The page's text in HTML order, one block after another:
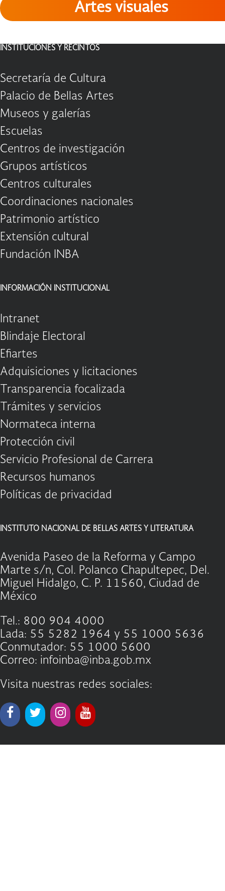
Artes visuales
INSTITUCIONES Y RECINTOS
Secretaría de Cultura
Palacio de Bellas Artes
Museos y galerías
Escuelas
Centros de investigación
Grupos artísticos
Centros culturales
Coordinaciones nacionales
Patrimonio artístico
Extensión cultural
Fundación INBA
INFORMACIÓN INSTITUCIONAL
Intranet
Blindaje Electoral
Efiartes
Adquisiciones y licitaciones
Transparencia focalizada
Trámites y servicios
Normateca interna
Protección civil
Servicio Profesional de Carrera
Recursos humanos
Políticas de privacidad
INSTITUTO NACIONAL DE BELLAS ARTES Y LITERATURA
Avenida Paseo de la Reforma y Campo
Marte s/n, Col. Polanco Chapultepec, Del.
Miguel Hidalgo, C. P. 11560, Ciudad de
México
Tel.: 800 904 4000
Lada: 55 5282 1964 y 55 1000 5636
Conmutador: 55 1000 5600
Correo: infoinba@inba.gob.mx
Visita nuestras redes sociales: